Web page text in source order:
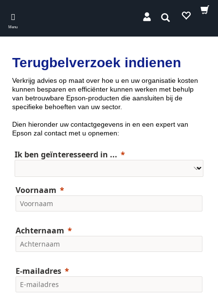
main
content
Menu
Zoeken
Terugbelverzoek indienen
Verkrijg advies op maat over hoe u en uw organisatie kosten
kunnen besparen en efficiënter kunnen werken met behulp
van betrouwbare Epson-producten die aansluiten bij de
specifieke behoeften van uw sector.
Dien hieronder uw contactgegevens in en een expert van
Epson zal contact met u opnemen:
Ik ben geïnteresseerd in ...
Voornaam
Achternaam
E-mailadres